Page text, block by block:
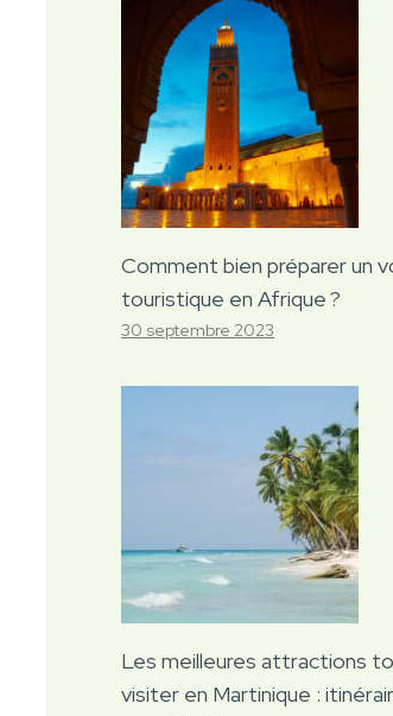
Comment bien préparer un
touristique en Afrique ?
30 septembre 2023
Les meilleures attractions
visiter en Martinique :